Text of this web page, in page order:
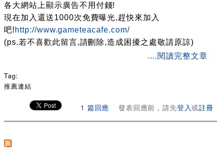
各大網站上顯示廣告不用付錢!
現在加入還送1000次免費曝光,趕快來加入
吧! http://www.gameteacafe.com/
(ps.若不喜歡此留言,請刪除,造成困擾之處敬請原諒)
....閱讀完整文章
about [遊戲茶咖啡聯播網] 免費幫你們打遊戲廣告
Tag:
推薦連結
1 篇回應 發表回應前，請先登入或註冊